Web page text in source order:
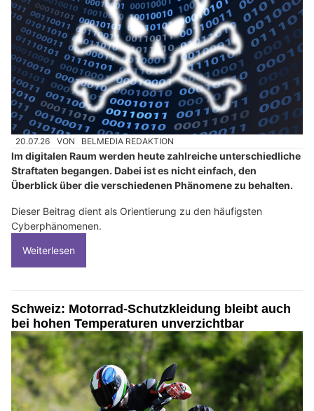
20.07.26 VON BELMEDIA REDAKTION
Im digitalen Raum werden heute zahlreiche unterschiedliche
Straftaten begangen. Dabei ist es nicht einfach, den
Überblick über die verschiedenen Phänomene zu behalten.
Dieser Beitrag dient als Orientierung zu den häufigsten
Cyberphänomenen.
Weiterlesen
Schweiz: Motorrad-Schutzkleidung bleibt auch
bei hohen Temperaturen unverzichtbar